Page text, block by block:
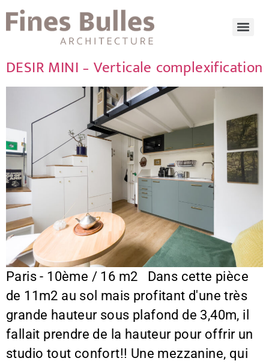
DESIR MINI – Verticale complexification
Paris - 10ème / 16 m2 Dans cette pièce
de 11m2 au sol mais profitant d'une très
grande hauteur sous plafond de 3,40m, il
fallait prendre de la hauteur pour offrir un
studio tout confort!! Une mezzanine, qui